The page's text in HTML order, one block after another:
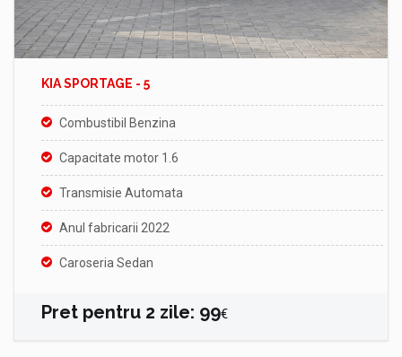
KIA SPORTAGE - 5
Combustibil Benzina
Capacitate motor 1.6
Transmisie Automata
Anul fabricarii 2022
Caroseria Sedan
Pret pentru 2 zile: 99€